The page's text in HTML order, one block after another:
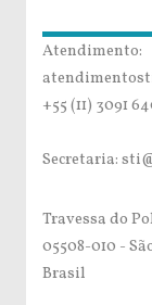
Atendimento:
+55 (11) 3091
Secretaria:
Travessa do
05508-010 -
Brasil